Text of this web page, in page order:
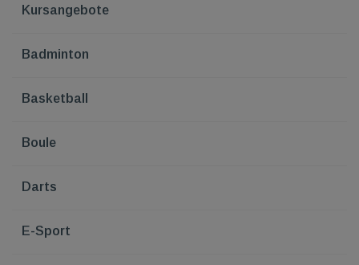
Kursangebote
Badminton
Basketball
Boule
Darts
E-Sport